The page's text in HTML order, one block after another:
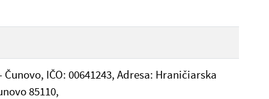
IČO: 00641243, Adresa: Hraničiarska
85110,